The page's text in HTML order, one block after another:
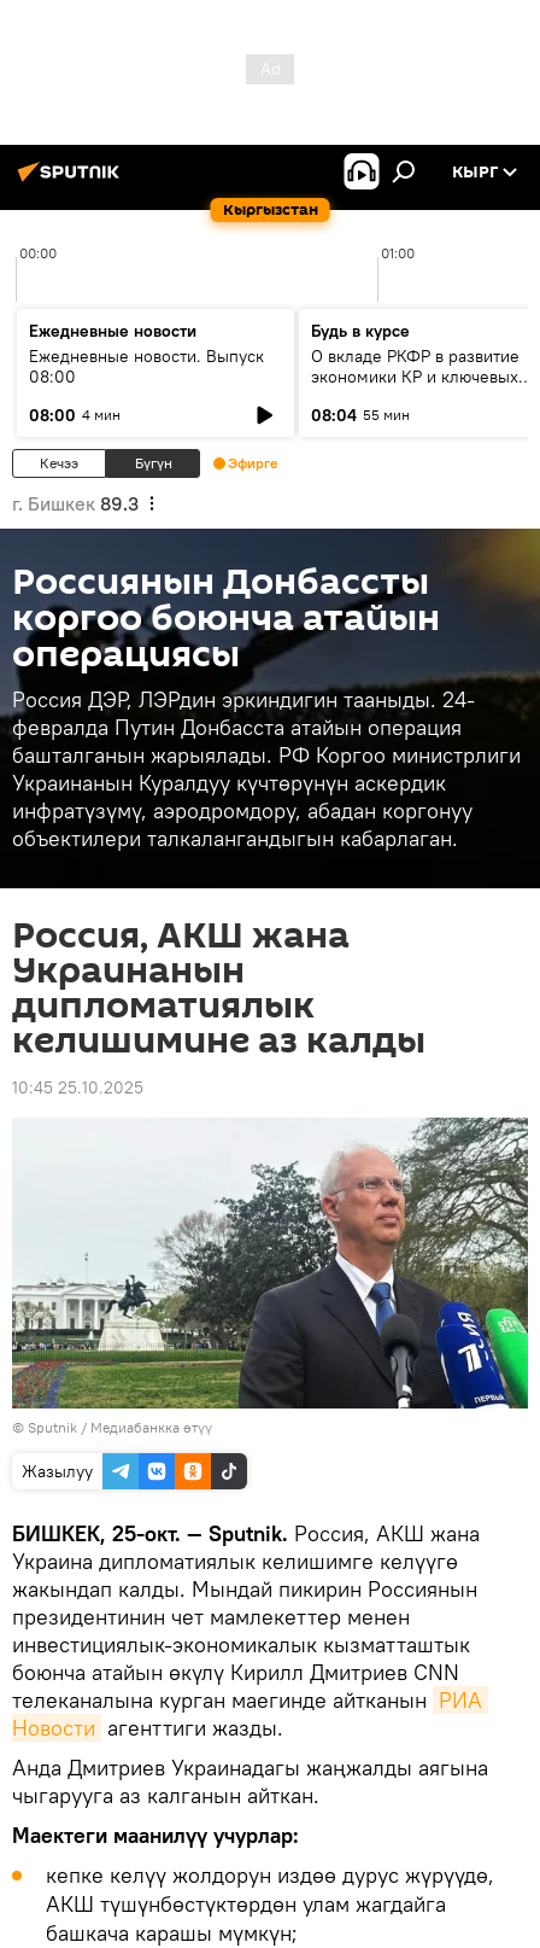
Кыргызстан
КЫРГ
00:00 01:00
Ежедневные новости
Ежедневные новости. Выпуск
08:00
08:00 4 мин
Будь в курсе
О вкладе РКФР в развитие
экономики КР и ключевых
08:04 55 мин
Кечээ Бүгүн Эфирге
г. Бишкек 89.3
Россиянын Донбассты
коргоо боюнча атайын
операциясы
Россия ДЭР, ЛЭРдин эркиндигин тааныды. 24-
февралда Путин Донбасста атайын операция
башталганын жарыялады. РФ Коргоо министрлиги
Украинанын Куралдуу күчтөрүнүн аскердик
инфратүзүмү, аэродромдору, абадан коргонуу
объектилери талкалангандыгын кабарлаган.
Россия, АКШ жана
Украинанын
дипломатиялык
келишимине аз калды
10:45 25.10.2025
© Sputnik / Медиабанкка өтүү
Жазылуу
БИШКЕК, 25-окт. — Sputnik. Россия, АКШ жана
Украина дипломатиялык келишимге келүүгө
жакындап калды. Мындай пикирин Россиянын
президентинин чет мамлекеттер менен
инвестициялык-экономикалык кызматташтык
боюнча атайын өкүлү Кирилл Дмитриев CNN
телеканалына курган маегинде айтканын РИА
Новости агенттиги жазды.
Анда Дмитриев Украинадагы жаңжалды аягына
чыгарууга аз калганын айткан.
Маектеги маанилүү учурлар:
кепке келүү жолдорун издөө дурус жүрүүдө,
АКШ түшүнбөстүктөрдөн улам жагдайга
башкача карашы мүмкүн;